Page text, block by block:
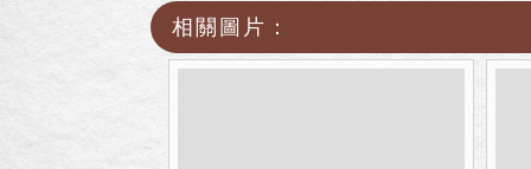
相關圖片：